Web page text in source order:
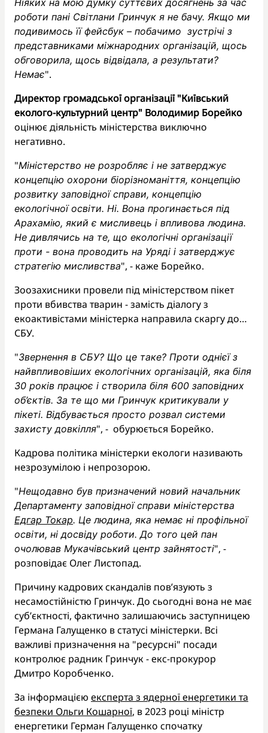
Ніяких на мою думку суттєвих досягнень за час
роботи пані Світлани Гринчук я не бачу. Якщо ми
подивимось її фейсбук – побачимо зустрічі з
представниками міжнародних організацій, щось
обговорила, щось відвідала, а результати?
Немає".
Директор громадської організації "Київський
еколого-культурний центр" Володимир Борейко
оцінює діяльність міністерства виключно
негативно.
"Міністерство не розробляє і не затверджує
концепцію охорони біорізноманіття, концепцію
розвитку заповідної справи, концепцію
екологічної освіти. Ні. Вона прогинається під
Арахамію, який є мисливець і впливова людина.
Не дивлячись на те, що екологічні організації
проти - вона проводить на Уряді і затверджує
стратегію мисливства", - каже Борейко.
Зоозахисники провели під міністерством пікет
проти вбивства тварин - замість діалогу з
екоактивістами міністерка направила скаргу до…
СБУ.
"Звернення в СБУ? Що це таке? Проти однієї з
найвпливовіших екологічних організацій, яка біля
30 років працює і створила біля 600 заповідних
об’єктів. За те що ми Гринчук критикували у
пікеті. Відбувається просто розвал системи
захисту довкілля", - обурюється Борейко.
Кадрова політика міністерки екологи називають
незрозумілою і непрозорою.
"Нещодавно був призначений новий начальник
Департаменту заповідної справи міністерства
Едгар Токар. Це людина, яка немає ні профільної
освіти, ні досвіду роботи. До того цей пан
очолював Мукачівський центр зайнятості", -
розповідає Олег Листопад.
Причину кадрових скандалів пов’язують з
несамостійністю Гринчук. До сьогодні вона не має
суб’єктності, фактично залишаючись заступницею
Германа Галущенко в статусі міністерки. Всі
важливі призначення на "ресурсні" посади
контролює радник Гринчук - екс-прокурор
Дмитро Коробченко.
За інформацією експерта з ядерної енергетики та
безпеки Ольги Кошарної, в 2023 році міністр
енергетики Герман Галущенко спочатку